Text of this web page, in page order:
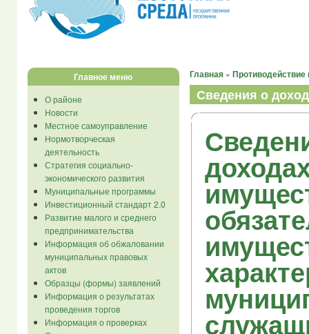
Главное меню
О районе
Новости
Местное самоуправление
Нормотворческая
деятельность
Стратегия социально-
экономического развития
Муниципальные программы
Инвестиционный стандарт 2.0
Развитие малого и среднего
предпринимательства
Информация об обжаловании
муниципальных правовых
актов
Образцы (формы) заявлений
Информация о результатах
проведения торгов
Информация о проверках
Главная» Противодействие
Сведения о